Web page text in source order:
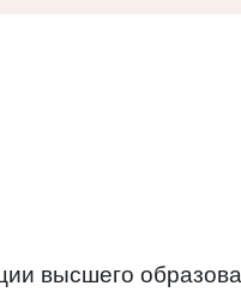
высшего